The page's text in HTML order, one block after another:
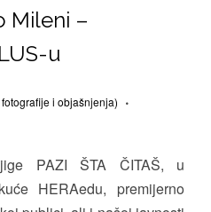
Mileni –
u
i objašnjenja)
PAZI ŠTA ČITAŠ, u
HERAedu, premijerno